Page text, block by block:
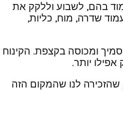
בהם, לשבוע וללקק את
יותר, מנות שישליק בין 30 ל- 40 ₪. יש במסעדה גם עמוד שדרה, מוח, כליות,
ומכוסה בקצפת. הקינוח
יותר.
שהזכירה לנו שהמקום הזה